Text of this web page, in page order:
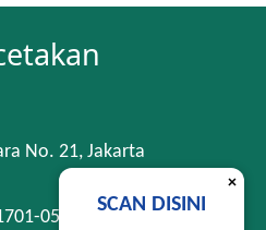
No. 21, Jakarta
05
×
SCAN DISINI